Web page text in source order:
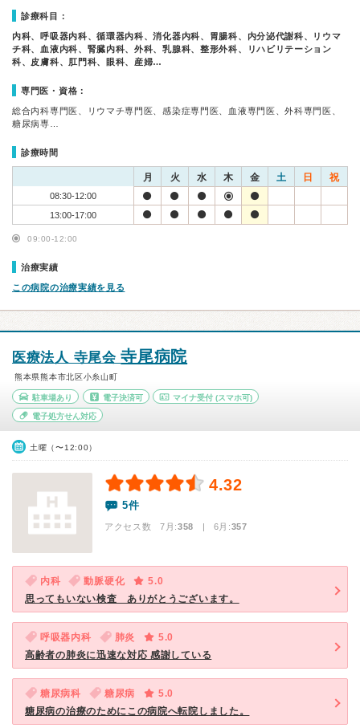
診療科目：
内科、呼吸器内科、循環器内科、消化器内科、胃腸科、内分泌代謝科、リウマ
チ科、血液内科、腎臓内科、外科、乳腺科、整形外科、リハビリテーション
科、皮膚科、肛門科、眼科、産婦…
専門医・資格：
総合内科専門医、リウマチ専門医、感染症専門医、血液専門医、外科専門医、
糖尿病専…
診療時間
月 火 水 木 金 土 日 祝
08:30-12:00
13:00-17:00
09:00-12:00
治療実績
この病院の治療実績を見る
医療法人 寺尾会寺尾病院
熊本県熊本市北区小糸山町
駐車場あり 電子決済可 マイナ受付 (スマホ可)
電子処方せん対応
土曜（〜12:00）
4.32
5件
アクセス数 7月:358 | 6月:357
内科 動脈硬化
5.0
思ってもいない検査 ありがとうございます。
呼吸器内科 肺炎
5.0
高齢者の肺炎に迅速な対応 感謝している
糖尿病科 糖尿病
5.0
糖尿病の治療のためにこの病院へ転院しました。